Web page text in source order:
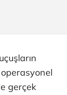
gerçek